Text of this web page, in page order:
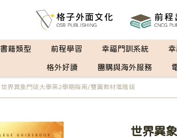
書籍類型 前程學習 幸福門訓系統
格外好讀 團購與海外服務
世界異象門徒大學第2學期指南/雙翼教材進階版
世界異